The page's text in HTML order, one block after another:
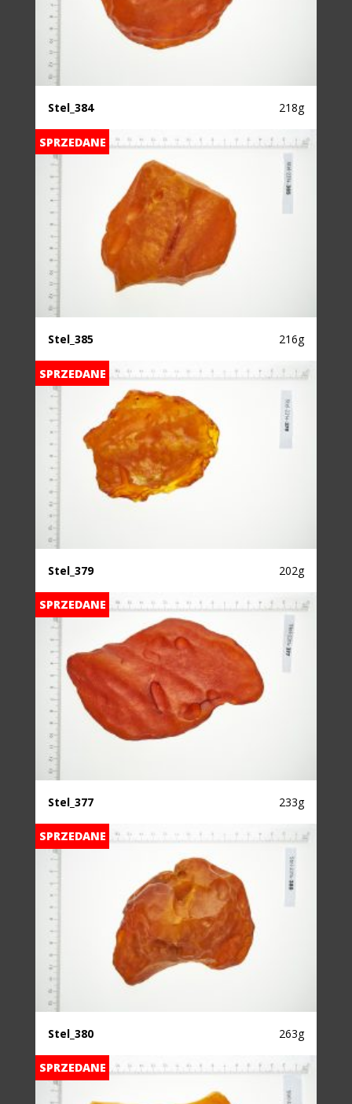
Stel_384 218g
SPRZEDANE
Stel_385 216g
SPRZEDANE
Stel_379 202g
SPRZEDANE
Stel_377 233g
SPRZEDANE
Stel_380 263g
SPRZEDANE